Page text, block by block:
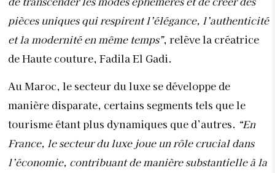
pièces uniques qui respirent l’élégance, l’authenticité
et la modernité en même temps”, relève la créatrice
de Haute couture, Fadila El Gadi.
Au Maroc, le secteur du luxe se développe de
manière disparate, certains segments tels que le
tourisme étant plus dynamiques que d’autres. “En
France, le secteur du luxe joue un rôle crucial dans
l’économie, contribuant de manière substantielle à la